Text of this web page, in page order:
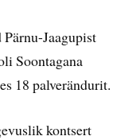
Jaagupist
Soontagana
18 palverändurit.
kontsert